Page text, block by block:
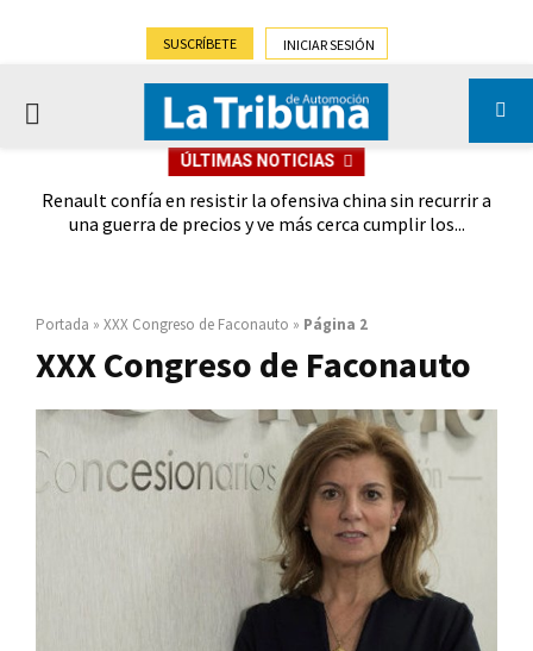
SUSCRÍBETE INICIAR SESIÓN
PRIMARY
ÚLTIMAS NOTICIAS
Renault confía en resistir la ofensiva china sin recurrir a
una guerra de precios y ve más cerca cumplir los...
Portada » XXX Congreso de Faconauto » Página 2
XXX Congreso de Faconauto